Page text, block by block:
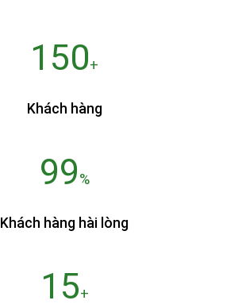
150+
Khách hàng
99 %
Khách hàng hài lòng
15+